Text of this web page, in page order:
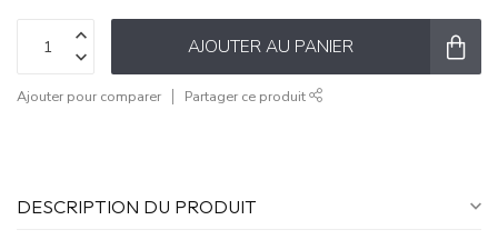
AJOUTER AU PANIER
Ajouter pour comparer Partager ce produit
DESCRIPTION DU PRODUIT